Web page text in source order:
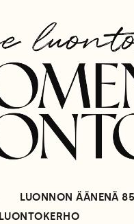
LUONNON ÄÄNENÄ
LUONTOKERHO